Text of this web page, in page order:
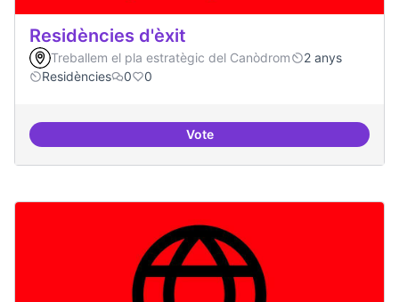
Residències d'èxit
Treballem el pla estratègic del Canòdrom
2 anys
Residències
0 0
VoteResidències d'èxit